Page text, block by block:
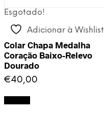
Esgotado!
Adicionar à Wishlist
Colar Chapa Medalha
Coração Baixo-Relevo
Dourado
€40,00